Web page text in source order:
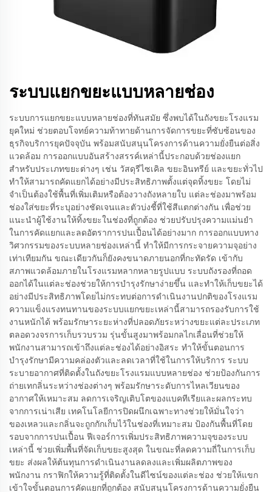
ระบบแยกขยะแบบหลายช่อง
ระบบการแยกขยะแบบหลายช่องที่ทันสมัย ซึ่งพบได้ในถังขยะโรงแรม
ยุคใหม่ ช่วยตอบโจทย์ความท้าทายด้านการจัดการขยะที่ซับซ้อนของ
ธุรกิจบริการยุคปัจจุบัน พร้อมสนับสนุนโครงการด้านความยั่งยืนต่อสิ่ง
แวดล้อม การออกแบบอันสร้างสรรค์เหล่านี้ประกอบด้วยช่องแยก
สำหรับประเภทขยะต่างๆ เช่น วัสดุรีไซเคิล ขยะอินทรีย์ และขยะทั่วไป
ทำให้สามารถคัดแยกได้อย่างมีประสิทธิภาพตั้งแต่จุดทิ้งขยะ โดยไม่
จำเป็นต้องใช้พื้นที่เพิ่มเติมหรือต้องวางถังหลายใบ แต่ละช่องมาพร้อม
ช่องใส่ขยะที่ระบุอย่างชัดเจนและตัวบ่งชี้ที่ใช้สีแตกต่างกัน เพื่อช่วย
แนะนำผู้ใช้งานให้ทิ้งขยะในช่องที่ถูกต้อง ช่วยปรับปรุงความแม่นยำ
ในการคัดแยกและลดอัตราการปนเปื้อนได้อย่างมาก การออกแบบทาง
วิศวกรรมของระบบหลายช่องเหล่านี้ ทำให้มีการกระจายความจุอย่าง
เท่าเทียมกัน ขณะเดียวกันก็ยังคงขนาดภายนอกที่กะทัดรัด เข้ากับ
สภาพแวดล้อมภายในโรงแรมหลากหลายรูปแบบ ระบบถังรองที่ถอด
ออกได้ในแต่ละช่องช่วยให้การบำรุงรักษาง่ายขึ้น และทำให้เก็บขยะได้
อย่างมีประสิทธิภาพโดยไม่กระทบต่อการดำเนินงานปกติของโรงแรม
ความแข็งแรงทนทานของระบบแยกขยะเหล่านี้สามารถรองรับการใช้
งานหนักได้ พร้อมรักษาระยะห่างที่ปลอดภัยระหว่างขยะแต่ละประเภท
ตลอดวงจรการเก็บรวบรวม รุ่นขั้นสูงมาพร้อมกลไกเลื่อนที่ช่วยให้
พนักงานสามารถเข้าถึงแต่ละช่องได้อย่างอิสระ ทำให้ขั้นตอนการ
บำรุงรักษามีความคล่องตัวและลดเวลาที่ใช้ในการให้บริการ ระบบ
ระบายอากาศที่ติดตั้งในถังขยะโรงแรมแบบหลายช่อง ช่วยป้องกันการ
ถ่ายเทกลิ่นระหว่างช่องต่างๆ พร้อมรักษาระดับการไหลเวียนของ
อากาศให้เหมาะสม ลดการเจริญเติบโตของแบคทีเรียและผลกระทบ
จากการเน่าเสีย เทคโนโลยีการปิดผนึกเฉพาะทางช่วยให้มั่นใจว่า
ของเหลวและกลิ่นจะถูกกักเก็บไว้ในช่องที่เหมาะสม ป้องกันพื้นที่โดย
รอบจากการปนเปื้อน ฟีเจอร์การเพิ่มประสิทธิภาพความจุของระบบ
เหล่านี้ ช่วยเพิ่มพื้นที่จัดเก็บขยะสูงสุด ในขณะที่ลดความถี่ในการเก็บ
ขยะ ส่งผลให้ต้นทุนการดำเนินงานลดลงและเพิ่มผลิตภาพของ
พนักงาน กราฟิกให้ความรู้ที่ติดตั้งในดีไซน์ของแต่ละช่อง ช่วยให้แขก
เข้าใจขั้นตอนการคัดแยกที่ถูกต้อง สนับสนุนโครงการด้านความยั่งยืน